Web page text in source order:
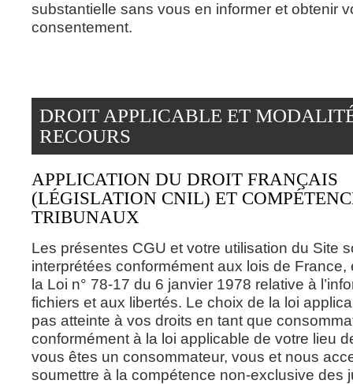
substantielle sans vous en informer et obtenir
consentement.
DROIT APPLICABLE ET
RECOURS
APPLICATION DU DROIT FRANÇAIS
(LÉGISLATION CNIL) ET
TRIBUNAUX
Les présentes CGU et votre utilisation du Site
interprétées conformément aux lois de France,
la Loi n° 78-17 du 6 janvier 1978 relative à
fichiers et aux libertés. Le choix de la loi
pas atteinte à vos droits en tant que
conformément à la loi applicable de votre lieu
vous êtes un consommateur, vous et nous
soumettre à la compétence non-exclusive des